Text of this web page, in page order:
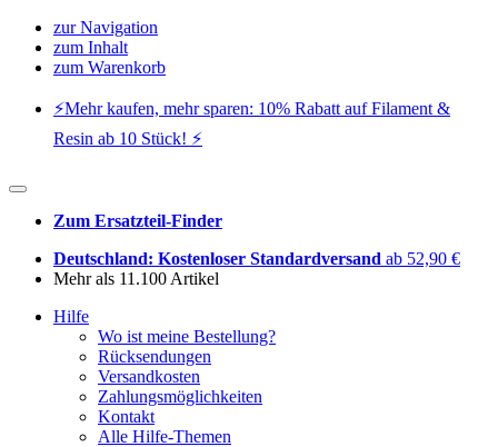
zur Navigation
zum Inhalt
zum Warenkorb
⚡️Mehr kaufen, mehr sparen: 10% Rabatt auf Filament &
Resin ab 10 Stück! ⚡️
Zum Ersatzteil-Finder
Deutschland: Kostenloser Standardversand ab 52,90 €
Mehr als 11.100 Artikel
Hilfe
Wo ist meine Bestellung?
Rücksendungen
Versandkosten
Zahlungsmöglichkeiten
Kontakt
Alle Hilfe-Themen